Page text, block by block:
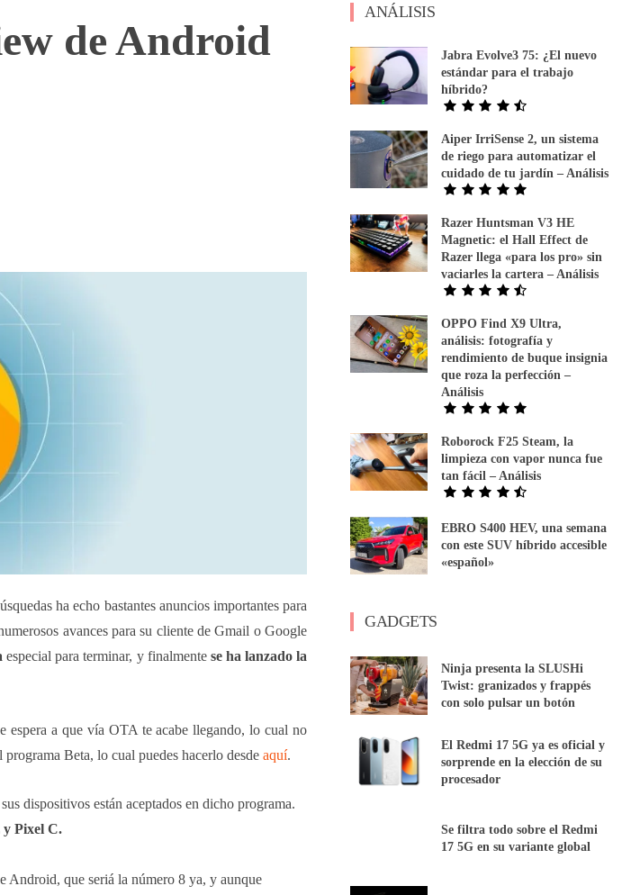
de Android
ha echo bastantes anuncios importantes para
avances para su cliente de Gmail o Google
especial para terminar, y finalmente se ha lanzado la
espera a que vía OTA te acabe llegando, lo cual no
Beta, lo cual puedes hacerlo desde aquí.
dispositivos están aceptados en dicho programa.
y Pixel C.
Android, que seriá la número 8 ya, y aunque
ANÁLISIS
Jabra Evolve3 75: ¿El nuevo
estándar para el trabajo
híbrido?
Aiper IrriSense 2, un sistema
de riego para automatizar el
cuidado de tu jardín – Análisis
Razer Huntsman V3 HE
Magnetic: el Hall Effect de
Razer llega «para los pro» sin
vaciarles la cartera – Análisis
OPPO Find X9 Ultra,
análisis: fotografía y
rendimiento de buque insignia
que roza la perfección –
Análisis
Roborock F25 Steam, la
limpieza con vapor nunca fue
tan fácil – Análisis
EBRO S400 HEV, una semana
con este SUV híbrido accesible
«español»
GADGETS
Ninja presenta la SLUSHi
Twist: granizados y frappés
con solo pulsar un botón
El Redmi 17 5G ya es oficial y
sorprende en la elección de su
procesador
Se filtra todo sobre el Redmi
17 5G en su variante global